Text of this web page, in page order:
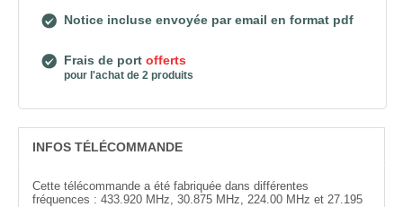
Notice incluse envoyée par email en format pdf
Frais de port offerts
pour l'achat de 2 produits
INFOS TÉLÉCOMMANDE
Cette télécommande a été fabriquée dans différentes
fréquences : 433.920 MHz, 30.875 MHz, 224.00 MHz et 27.195